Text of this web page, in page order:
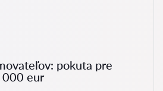
pokuta pre
000 eur